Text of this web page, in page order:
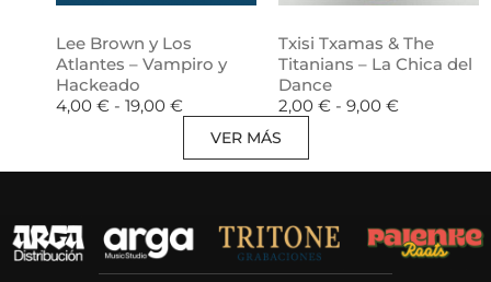
Lee Brown y Los
Atlantes – Vampiro y
Hackeado
4,00 € - 19,00 €
Txisi Txamas & The
Titanians – La Chica del
Dance
2,00 € - 9,00 €
VER MÁS